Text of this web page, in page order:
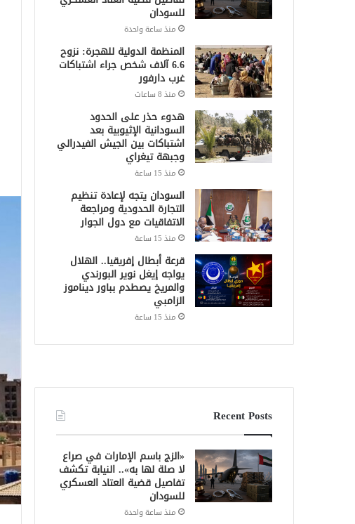
للسودان
منذ ساعة واحدة
المنظمة الدولية للهجرة: نزوح
6.6 آلاف شخص جراء اشتباكات
غرب دارفور
منذ 8 ساعات
هدوء حذر على الحدود
السودانية الإثيوبية بعد
اشتباكات بين الجيش الفيدرالي
وجبهة تيغراي
منذ 15 ساعة
السودان يتجه لإعادة تنظيم
التجارة الحدودية ومراجعة
الاتفاقيات مع دول الجوار
منذ 15 ساعة
قرعة أبطال إفريقيا.. الهلال
يواجه إيغل نوير البورندي
والمريخ يصطدم بباور ديناموز
الزامبي
منذ 15 ساعة
Recent Posts
«الزج باسم الإمارات في صراع
لا صلة لها به».. النيابة تكشف
تفاصيل قضية العتاد العسكري
للسودان
منذ ساعة واحدة